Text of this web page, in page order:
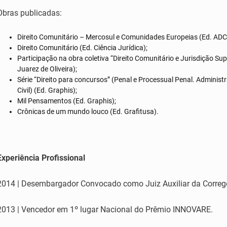
publicadas:
Direito Comunitário – Mercosul e Comunidades Europeias (Ed.
Direito Comunitário (Ed. Ciência Jurídica);
Participação na obra coletiva “Direito Comunitário e Jurisdição
Juarez de Oliveira);
Série “Direito para concursos” (Penal e Processual Penal.
Civil) (Ed. Graphis);
Mil Pensamentos (Ed. Graphis);
Crônicas de um mundo louco (Ed. Grafitusa).
Profissional
| Desembargador Convocado como Juiz Auxiliar da
| Vencedor em 1º lugar Nacional do Prêmio INNOVARE.